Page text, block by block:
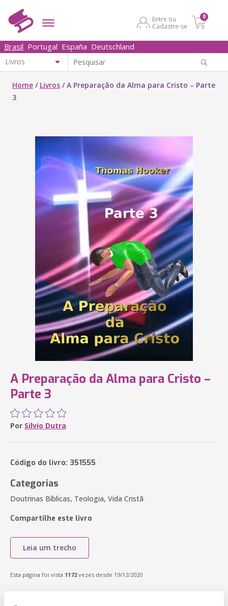
Entre ou
Cadastre-se
0
Brasil Portugal España Deutschland
Home / Livros /A Preparação da Alma para Cristo – Parte
3
A Preparação da Alma para Cristo –
Parte 3
Por Silvio Dutra
Código do livro: 351555
Categorias
Doutrinas Bíblicas, Teologia, Vida Cristã
Compartilhe este livro
Leia um trecho
Esta página foi vista 1172vezes desde 19/12/2020